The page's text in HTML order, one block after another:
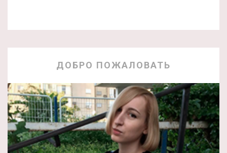
ДОБРО ПОЖАЛОВАТЬ